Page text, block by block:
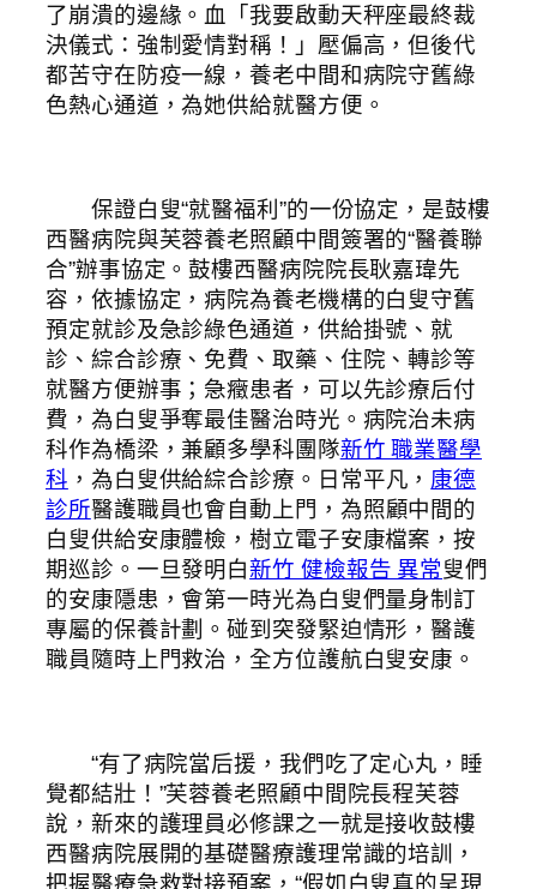
了崩潰的邊緣。血「我要啟動天秤座最終裁
決儀式：強制愛情對稱！」壓偏高，但後代
都苦守在防疫一線，養老中間和病院守舊綠
色熱心通道，為她供給就醫方便。
保證白叟“就醫福利”的一份協定，是鼓樓
西醫病院與芙蓉養老照顧中間簽署的“醫養聯
合”辦事協定。鼓樓西醫病院院長耿嘉瑋先
容，依據協定，病院為養老機構的白叟守舊
預定就診及急診綠色通道，供給掛號、就
診、綜合診療、免費、取藥、住院、轉診等
就醫方便辦事；急癥患者，可以先診療后付
費，為白叟爭奪最佳醫治時光。病院治未病
科作為橋梁，兼顧多學科團隊新竹 職業醫學
科 ，為白叟供給綜合診療。日常平凡， 康德
診所醫護職員也會自動上門，為照顧中間的
白叟供給安康體檢，樹立電子安康檔案，按
期巡診。一旦發明白新竹 健檢報告 異常叟們
的安康隱患，會第一時光為白叟們量身制訂
專屬的保養計劃。碰到突發緊迫情形，醫護
職員隨時上門救治，全方位護航白叟安康。
“有了病院當后援，我們吃了定心丸，睡
覺都結壯！”芙蓉養老照顧中間院長程芙蓉
說，新來的護理員必修課之一就是接收鼓樓
西醫病院展開的基礎醫療護理常識的培訓，
把握醫療急救對接預案，“假如白叟真的呈現